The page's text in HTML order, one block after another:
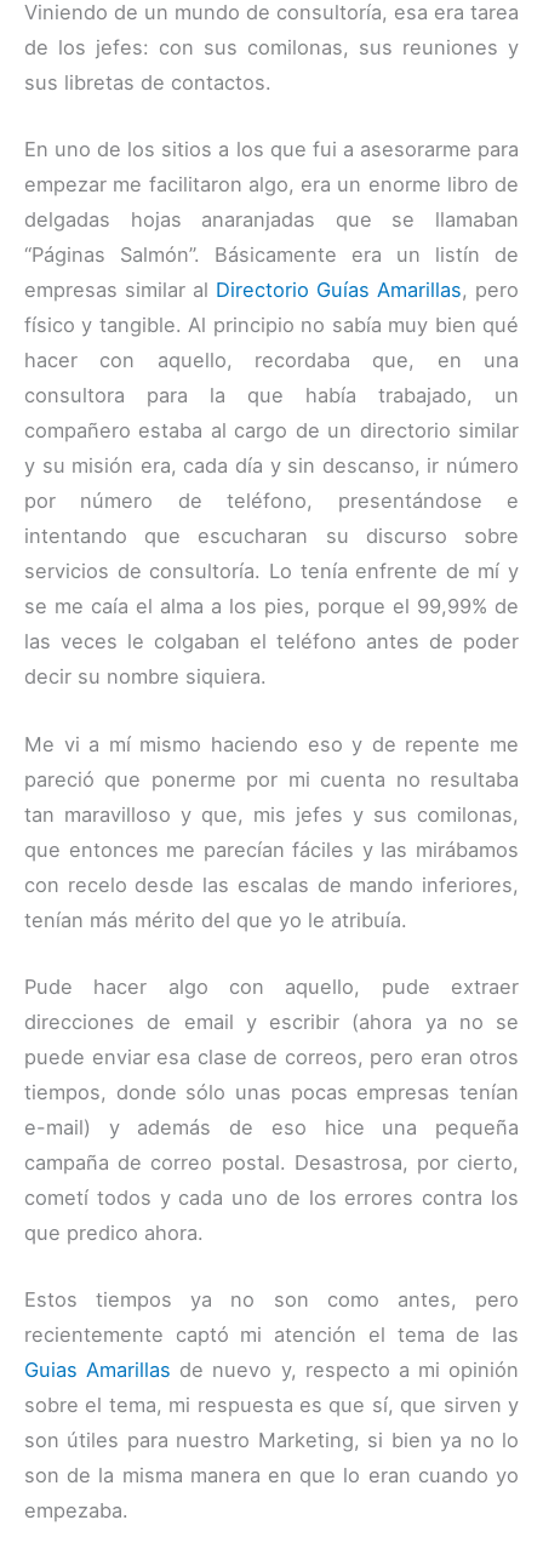
Viniendo de un mundo de consultoría, esa era tarea
de los jefes: con sus comilonas, sus reuniones y
sus libretas de contactos.
En uno de los sitios a los que fui a asesorarme para
empezar me facilitaron algo, era un enorme libro de
delgadas hojas anaranjadas que se llamaban
“Páginas Salmón”. Básicamente era un listín de
empresas similar al Directorio Guías Amarillas, pero
físico y tangible. Al principio no sabía muy bien qué
hacer con aquello, recordaba que, en una
consultora para la que había trabajado, un
compañero estaba al cargo de un directorio similar
y su misión era, cada día y sin descanso, ir número
por número de teléfono, presentándose e
intentando que escucharan su discurso sobre
servicios de consultoría. Lo tenía enfrente de mí y
se me caía el alma a los pies, porque el 99,99% de
las veces le colgaban el teléfono antes de poder
decir su nombre siquiera.
Me vi a mí mismo haciendo eso y de repente me
pareció que ponerme por mi cuenta no resultaba
tan maravilloso y que, mis jefes y sus comilonas,
que entonces me parecían fáciles y las mirábamos
con recelo desde las escalas de mando inferiores,
tenían más mérito del que yo le atribuía.
Pude hacer algo con aquello, pude extraer
direcciones de email y escribir (ahora ya no se
puede enviar esa clase de correos, pero eran otros
tiempos, donde sólo unas pocas empresas tenían
e-mail) y además de eso hice una pequeña
campaña de correo postal. Desastrosa, por cierto,
cometí todos y cada uno de los errores contra los
que predico ahora.
Estos tiempos ya no son como antes, pero
recientemente captó mi atención el tema de las
Guias Amarillas de nuevo y, respecto a mi opinión
sobre el tema, mi respuesta es que sí, que sirven y
son útiles para nuestro Marketing, si bien ya no lo
son de la misma manera en que lo eran cuando yo
empezaba.